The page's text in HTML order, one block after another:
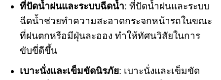
ที่ปัดน้ำฝนและระบบฉีดน้ำ: ที่ปัดน้ำฝนและระบบ
ฉีดน้ำช่วยทำความสะอาดกระจกหน้ารถในขณะ
ที่ฝนตกหรือมีฝุ่นละออง ทำให้ทัศนวิสัยในการ
ขับขี่ดีขึ้น
เบาะนั่งและเข็มขัดนิรภัย: เบาะนั่งและเข็มขัด